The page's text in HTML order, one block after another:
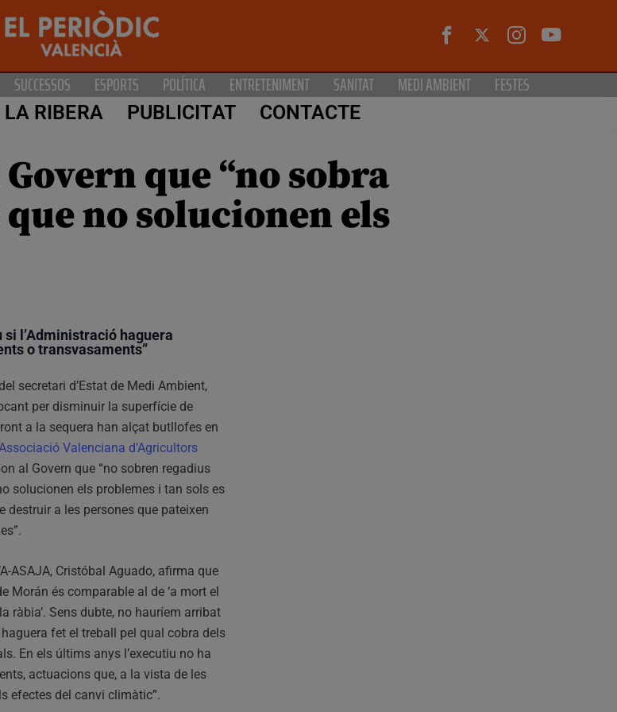
SUCCESSOS ESPORTS POLÍTICA ENTRETENIMENT SANITAT MEDI AMBIENT FESTES
LA RIBERA PUBLICITAT CONTACTE
que “no sobra
no solucionen els
l’Administració haguera
o transvasaments”
secretari d’Estat de Medi Ambient,
per disminuir la superfície de
a la sequera han alçat butllofes en
Valenciana d’Agricultors
al Govern que “no sobren regadius
solucionen els problemes i tan sols es
destruir a les persones que pateixen
ASAJA, Cristóbal Aguado, afirma que
Morán és comparable al de ‘a mort el
ràbia’. Sens dubte, no hauríem arribat
fet el treball pel qual cobra dels
En els últims anys l’executiu no ha
actuacions que, a la vista de les
efectes del canvi climàtic”.